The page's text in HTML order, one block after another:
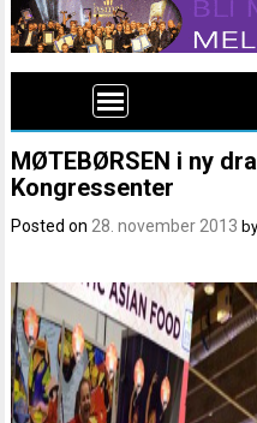
MØTEBØRSEN i ny
Kongressenter
Posted on28. november 2013 by